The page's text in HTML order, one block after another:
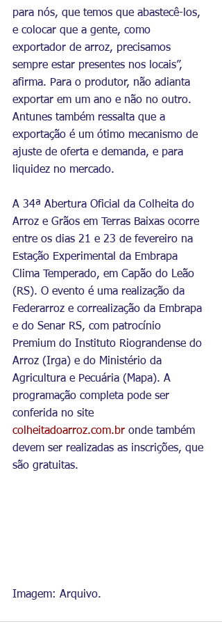
para nós, que temos que abastecê-los,
e colocar que a gente, como
exportador de arroz, precisamos
sempre estar presentes nos locais”,
afirma. Para o produtor, não adianta
exportar em um ano e não no outro.
Antunes também ressalta que a
exportação é um ótimo mecanismo de
ajuste de oferta e demanda, e para
liquidez no mercado.
A 34ª Abertura Oficial da Colheita do
Arroz e Grãos em Terras Baixas ocorre
entre os dias 21 e 23 de fevereiro na
Estação Experimental da Embrapa
Clima Temperado, em Capão do Leão
(RS). O evento é uma realização da
Federarroz e correalização da Embrapa
e do Senar RS, com patrocínio
Premium do Instituto Riograndense do
Arroz (Irga) e do Ministério da
Agricultura e Pecuária (Mapa). A
programação completa pode ser
conferida no site
colheitadoarroz.com.br onde também
devem ser realizadas as inscrições, que
são gratuitas.
Imagem: Arquivo.